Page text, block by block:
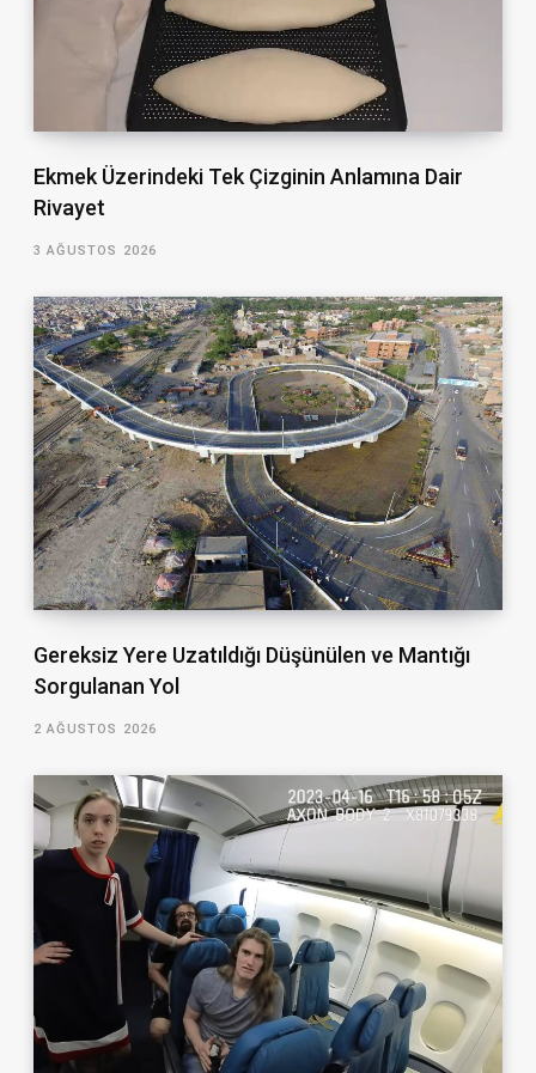
Ekmek Üzerindeki Tek Çizginin Anlamına Dair
Rivayet
3 AĞUSTOS 2026
Gereksiz Yere Uzatıldığı Düşünülen ve Mantığı
Sorgulanan Yol
2 AĞUSTOS 2026